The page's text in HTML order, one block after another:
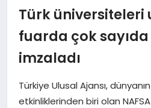
SAĞLIK
EKONOMI
Türk üniversiteleri
fuarda çok
imzaladı
Türkiye Ulusal Ajansı,
etkinliklerinden biri olan